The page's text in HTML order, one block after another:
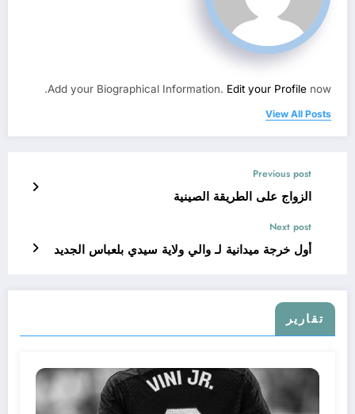
Add your Biographical Information. Edit your Profile now.
View All Posts
Previous post
الزواج على الطريقة الصينية
Next post
أول خرجة ميدانية لـ والي ولاية سيدي بلعباس الجديد
تقارير